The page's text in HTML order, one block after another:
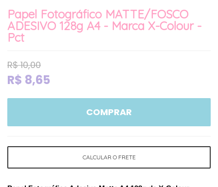
Papel Fotográfico MATTE/FOSCO
ADESIVO 128g A4 - Marca X-Colour -
Pct
R$10,00
R$ 8,65
COMPRAR
CALCULAR O FRETE